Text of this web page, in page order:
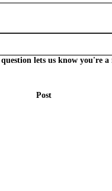
lets us know you're a
Post